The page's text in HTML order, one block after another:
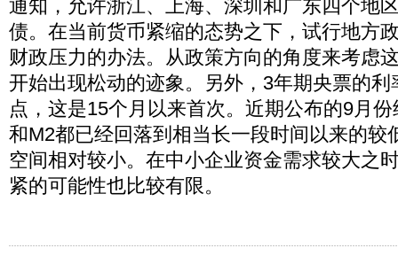
通知，允许浙江、上海、深圳和广东四个地
债。在当前货币紧缩的态势之下，试行地方
财政压力的办法。从政策方向的角度来考虑
开始出现松动的迹象。另外，3年期央票的
点，这是15个月以来首次。近期公布的9月
和M2都已经回落到相当长一段时间以来的较
空间相对较小。在中小企业资金需求较大之
紧的可能性也比较有限。